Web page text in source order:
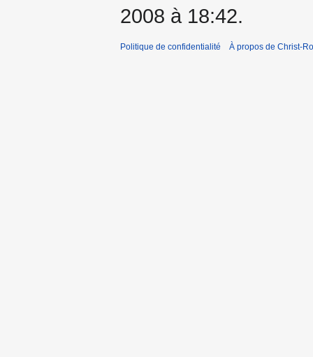
2008 à 18:42.
Politique de confidentialité À propos de Christ-